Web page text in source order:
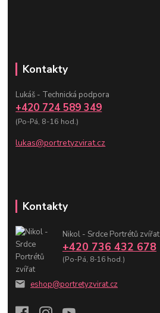
Kontakty
Lukáš - Technická podpora
+420 724 589 349
(Po-Pá, 8-16 hod.)
lukas@portretyzvirat.cz
Kontakty
Nikol - Srdce Portrétů zvířat
+420 736 432 678
(Po-Pá, 8-16 hod.)
eshop@portretyzvirat.cz